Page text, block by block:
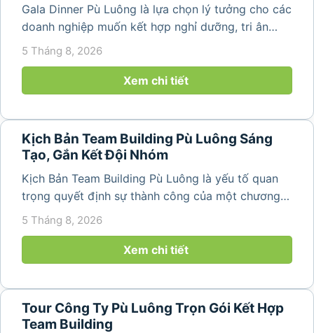
Gala Dinner Pù Luông là lựa chọn lý tưởng cho các
doanh nghiệp muốn kết hợp nghỉ dưỡng, tri ân
nhân viên và xây dựng tinh thần đồng đội trong
núi rừng hùng vĩ, không khí...
5 Tháng 8, 2026
Xem chi tiết
Kịch Bản Team Building Pù Luông Sáng
Tạo, Gắn Kết Đội Nhóm
Kịch Bản Team Building Pù Luông là yếu tố quan
trọng quyết định sự thành công của một chương
trình du lịch doanh nghiệp. Một kịch bản được xây
dựng bài bản không chỉ mang đến những phút
giây vui vẻ, sôi động mà còn...
5 Tháng 8, 2026
Xem chi tiết
Tour Công Ty Pù Luông Trọn Gói Kết Hợp
Team Building